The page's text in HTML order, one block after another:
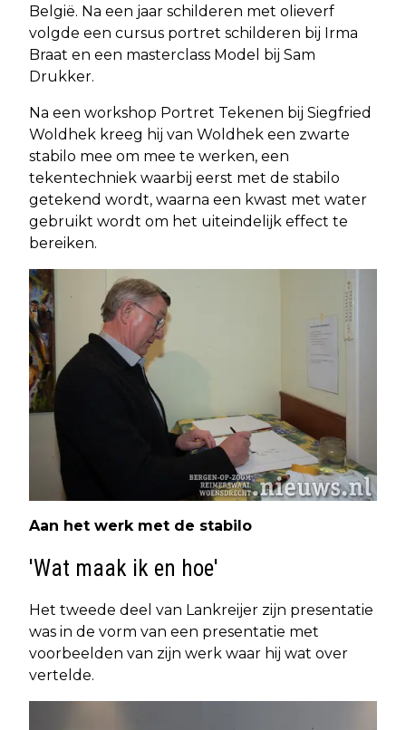
België. Na een jaar schilderen met olieverf
volgde een cursus portret schilderen bij Irma
Braat en een masterclass Model bij Sam
Drukker.
Na een workshop Portret Tekenen bij Siegfried
Woldhek kreeg hij van Woldhek een zwarte
stabilo mee om mee te werken, een
tekentechniek waarbij eerst met de stabilo
getekend wordt, waarna een kwast met water
gebruikt wordt om het uiteindelijk effect te
bereiken.
Aan het werk met de stabilo
'Wat maak ik en hoe'
Het tweede deel van Lankreijer zijn presentatie
was in de vorm van een presentatie met
voorbeelden van zijn werk waar hij wat over
vertelde.